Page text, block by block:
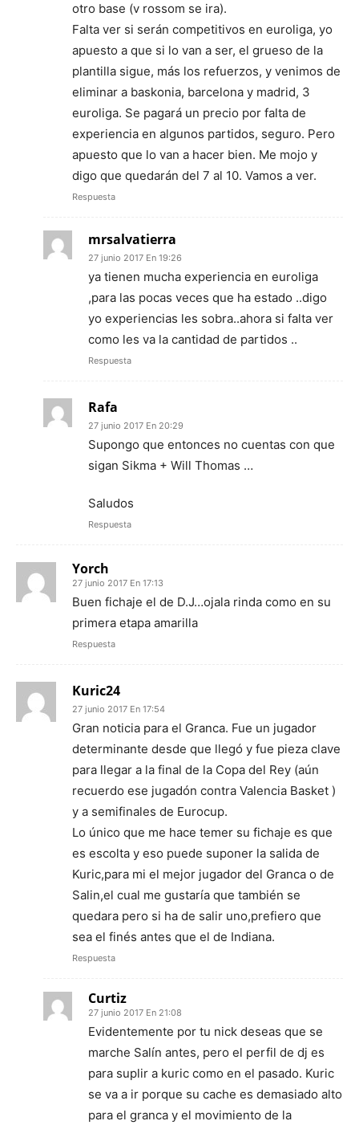
otro base (v rossom se ira).
Falta ver si serán competitivos en euroliga, yo
apuesto a que si lo van a ser, el grueso de la
plantilla sigue, más los refuerzos, y venimos de
eliminar a baskonia, barcelona y madrid, 3
euroliga. Se pagará un precio por falta de
experiencia en algunos partidos, seguro. Pero
apuesto que lo van a hacer bien. Me mojo y
digo que quedarán del 7 al 10. Vamos a ver.
Respuesta
mrsalvatierra
27 junio 2017 En 19:26
ya tienen mucha experiencia en euroliga
,para las pocas veces que ha estado ..digo
yo experiencias les sobra..ahora si falta ver
como les va la cantidad de partidos ..
Respuesta
Rafa
27 junio 2017 En 20:29
Supongo que entonces no cuentas con que
sigan Sikma + Will Thomas …
Saludos
Respuesta
Yorch
27 junio 2017 En 17:13
Buen fichaje el de D.J…ojala rinda como en su
primera etapa amarilla
Respuesta
Kuric24
27 junio 2017 En 17:54
Gran noticia para el Granca. Fue un jugador
determinante desde que llegó y fue pieza clave
para llegar a la final de la Copa del Rey (aún
recuerdo ese jugadón contra Valencia Basket )
y a semifinales de Eurocup.
Lo único que me hace temer su fichaje es que
es escolta y eso puede suponer la salida de
Kuric,para mi el mejor jugador del Granca o de
Salin,el cual me gustaría que también se
quedara pero si ha de salir uno,prefiero que
sea el finés antes que el de Indiana.
Respuesta
Curtiz
27 junio 2017 En 21:08
Evidentemente por tu nick deseas que se
marche Salín antes, pero el perfil de dj es
para suplir a kuric como en el pasado. Kuric
se va a ir porque su cache es demasiado alto
para el granca y el movimiento de la